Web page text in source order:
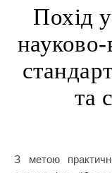
Похід
та
З метою практичного засвоєння теоретичних знань з